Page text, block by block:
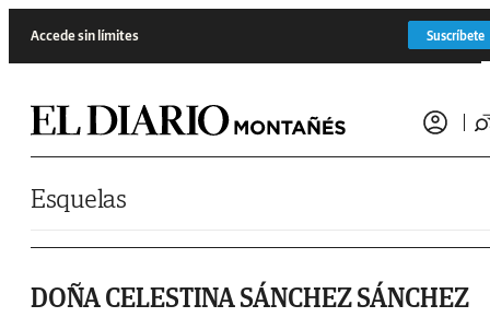
Accede sin límites Suscríbete
Esquelas
DOÑA CELESTINA SÁNCHEZ SÁNCHEZ